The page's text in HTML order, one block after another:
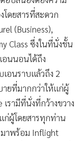
โดยสารที่สะดวก
(Business),
Class ซึ่งในที่นั่งชั้น
อนนอนได้ถึง
อนราบแล้วถึง 2
ยที่มากกว่าให้แก่ผู้
รามีที่นั่งที่กว้างขวาง
ก่ผู้โดยสารทุกท่าน
าพร้อม Inflight